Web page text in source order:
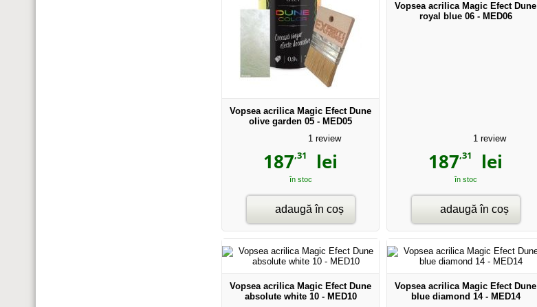
Vopsea acrilica Magic Efect Dune
olive garden 05 - MED05
1 review
187,31 lei
în stoc
adaugă în coș
Vopsea acrilica Magic Efect Dune
royal blue 06 - MED06
1 review
187,31 lei
în stoc
adaugă în coș
Vopsea acrilica Magic Efect Dune
absolute white 10 - MED10
Vopsea acrilica Magic Efect Dune
blue diamond 14 - MED14